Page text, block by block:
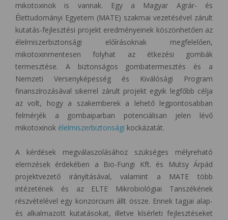
mikotoxinok is vannak.
Egy a Magyar Agrár- és
Élettudományi Egyetem (MATE) szakmai vezetésével zárult
kutatás-fejlesztési projekt eredményeinek köszönhetően az
élelmiszerbiztonsági előírásoknak megfelelően,
mikotoxinmentesen folyhat az étkezési gombák
termesztése. A biztonságos gombatermesztés és a
Nemzeti Versenyképesség és Kiválósági Program
finanszírozásával sikerrel zárult projekt egyik legfőbb célja
az volt, hogy a szakemberek a lehető legpontosabban
felmérjék a gombaiparban potenciálisan jelen lévő
mikotoxinok élelmiszerbiztonsági kockázatát.
A kérdések megválaszolásához szükséges mélyreható
elemzések érdekében a Bio-Fungi Kft. és Mutsy Árpád
projektvezető irányításával, valamint a MATE több
intézetének és az ELTE Mikrobiológiai Tanszékének
részvételével egy konzorcium állt össze. Ennek tagjai alap-
és alkalmazott kutatásokat, illetve kísérleti fejlesztéseket